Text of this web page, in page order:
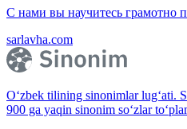
С нами вы научитесь грамотно
sarlavha.com
O‘zbek tilining sinonimlar lug‘ati.
900 ga yaqin sinonim so‘zlar